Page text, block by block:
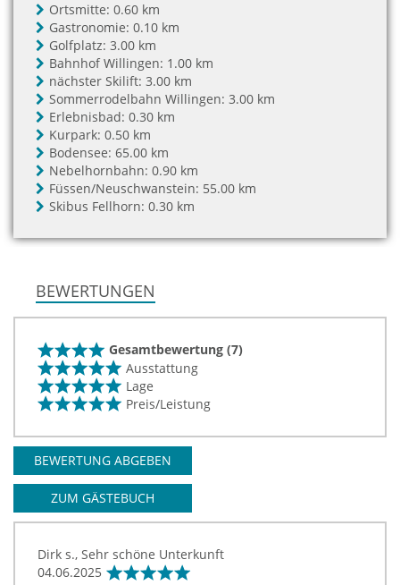
Ortsmitte: 0.60 km
Gastronomie: 0.10 km
Golfplatz: 3.00 km
Bahnhof Willingen: 1.00 km
nächster Skilift: 3.00 km
Sommerrodelbahn Willingen: 3.00 km
Erlebnisbad: 0.30 km
Kurpark: 0.50 km
Bodensee: 65.00 km
Nebelhornbahn: 0.90 km
Füssen/Neuschwanstein: 55.00 km
Skibus Fellhorn: 0.30 km
BEWERTUNGEN
Gesamtbewertung (7)
Ausstattung
Lage
Preis/Leistung
BEWERTUNG ABGEBEN
ZUM GÄSTEBUCH
Dirk s., Sehr schöne Unterkunft
04.06.2025